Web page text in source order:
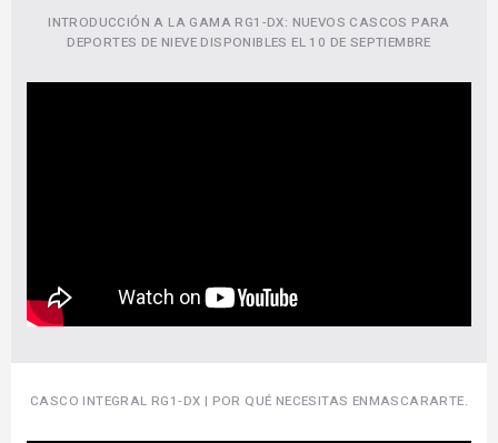
INTRODUCCIÓN A LA GAMA RG1-DX: NUEVOS CASCOS PARA
DEPORTES DE NIEVE DISPONIBLES EL 10 DE SEPTIEMBRE
CASCO INTEGRAL RG1-DX | POR QUÉ NECESITAS ENMASCARARTE.